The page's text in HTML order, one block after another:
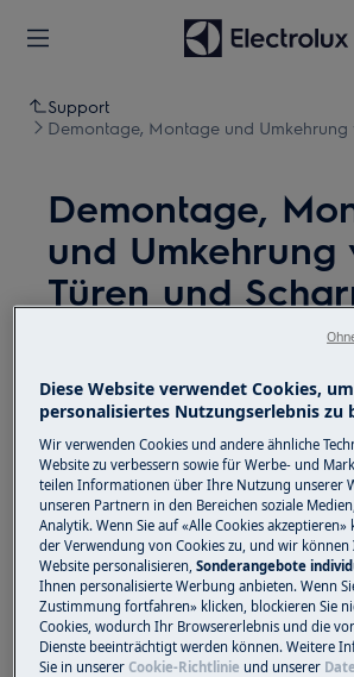
Support
Demontage, Montage und Umkehrung
Demontage,
und Umkehrung
Türen und
Lösung
Deaktivieren Sie vor
und ziehen Sie den Netzstecker aus
Seien Sie immer vorsichtig, wenn Sie
bewegen. Bei schweren Geräten
Personen sie bewegen.
Verwenden Sie immer
geschlossenes Schuhwerk.
Diese Website verwendet Cookies,
personalisiertes Nutzungserlebnis zu
Wir verwenden Cookies und andere ähnliche
Website zu verbessern sowie für Werbe- und
teilen Informationen über Ihre Nutzung unserer
unseren Partnern in den Bereichen soziale
Analytik. Wenn Sie auf «Alle Cookies akzeptieren»
der Verwendung von Cookies zu, und wir können
Website personalisieren,Sonderangebote
Ihnen personalisierte Werbung anbieten. Wenn
Zustimmung fortfahren» klicken, blockieren Sie
Cookies, wodurch Ihr Browsererlebnis und die
Dienste beeinträchtigt werden können. Weitere
Sie in unsererCookie-Richtlinie und unserer